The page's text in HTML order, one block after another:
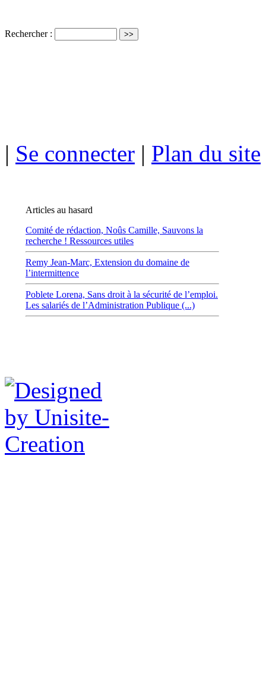
Rechercher :
| Se connecter | Plan du site
Articles au hasard
Comité de rédaction, Noûs Camille, Sauvons la
recherche ! Ressources utiles
Remy Jean-Marc, Extension du domaine de
l’intermittence
Poblete Lorena, Sans droit à la sécurité de l’emploi.
Les salariés de l’Administration Publique (...)